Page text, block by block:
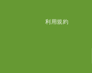
利用規約